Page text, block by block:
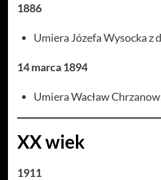
1886
Umiera Józefa Wysocka z
14 marca 1894
Umiera Wacław
XX wiek
1911